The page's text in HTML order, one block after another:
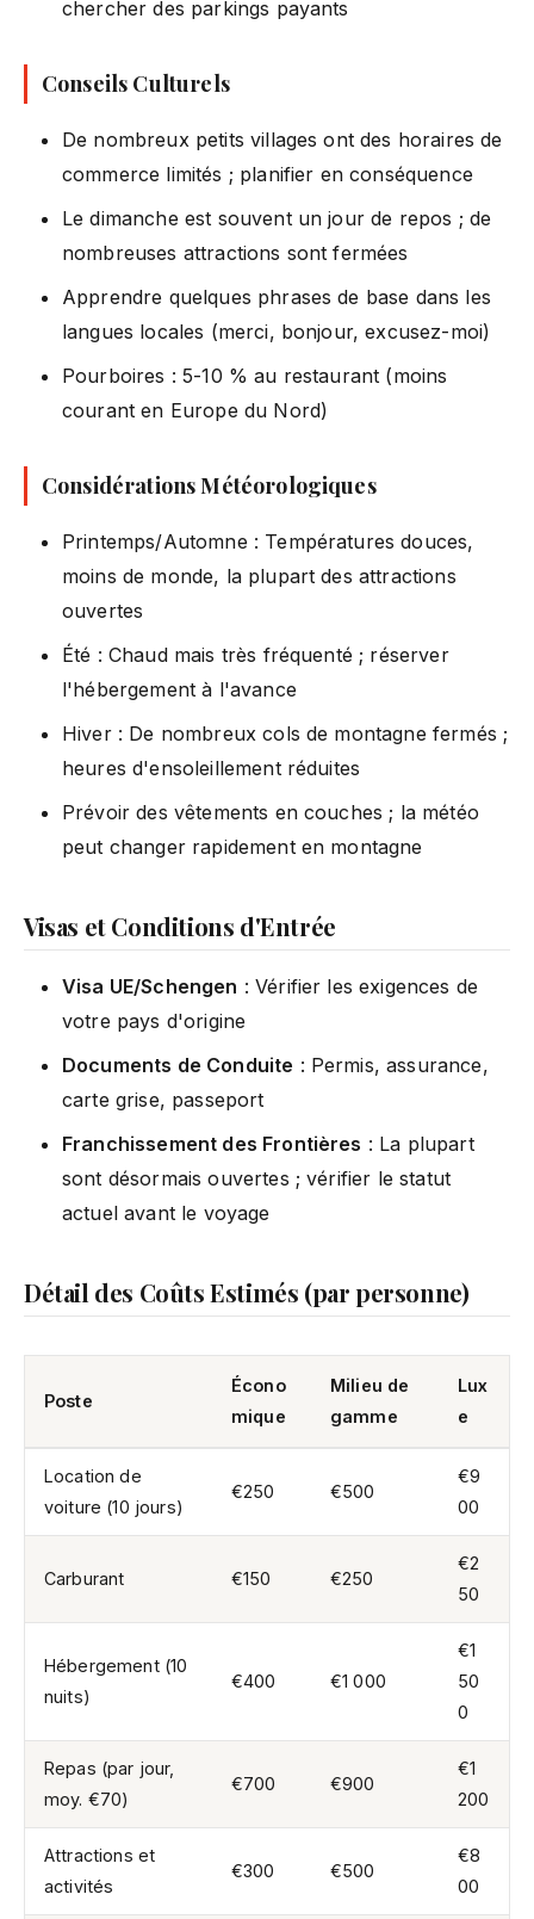
chercher des parkings payants
Conseils Culturels
De nombreux petits villages ont des horaires de
commerce limités ; planifier en conséquence
Le dimanche est souvent un jour de repos ; de
nombreuses attractions sont fermées
Apprendre quelques phrases de base dans les
langues locales (merci, bonjour, excusez-moi)
Pourboires : 5-10 % au restaurant (moins
courant en Europe du Nord)
Considérations Météorologiques
Printemps/Automne : Températures douces,
moins de monde, la plupart des attractions
ouvertes
Été : Chaud mais très fréquenté ; réserver
l'hébergement à l'avance
Hiver : De nombreux cols de montagne fermés ;
heures d'ensoleillement réduites
Prévoir des vêtements en couches ; la météo
peut changer rapidement en montagne
Visas et Conditions d'Entrée
Visa UE/Schengen : Vérifier les exigences de
votre pays d'origine
Documents de Conduite : Permis, assurance,
carte grise, passeport
Franchissement des Frontières : La plupart
sont désormais ouvertes ; vérifier le statut
actuel avant le voyage
Détail des Coûts Estimés (par personne)
Poste
Écono
mique
Milieu de
gamme
Lux
e
Location de
voiture (10 jours)
€250 €500
€9
00
Carburant €150 €250
€2
50
Hébergement (10
nuits)
€400 €1 000
€1
50
0
Repas (par jour,
moy. €70)
€700 €900
€1
200
Attractions et
activités
€300 €500
€8
00